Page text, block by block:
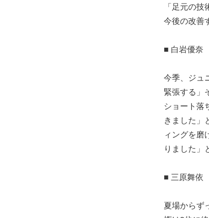
「足元の
今後の改善
■ 白岩優奈
今季、ジュ
緊張する」
ショート落
きました」
ィングを磨
りました」
■ 三原舞依
夏場からず